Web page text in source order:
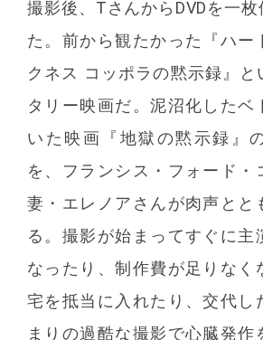
撮影後、TさんからDVDを一枚
た。前から観たかった『ハー
クネス コッポラの黙示録』と
タリー映画だ。泥沼化したベ
いた映画『地獄の黙示録』
を、フランシス・フォード・
妻・エレノアさんが肉声とと
る。撮影が始まってすぐに主
なったり、制作費が足りなく
宅を抵当に入れたり、交代し
まりの過酷な撮影で心臓発作